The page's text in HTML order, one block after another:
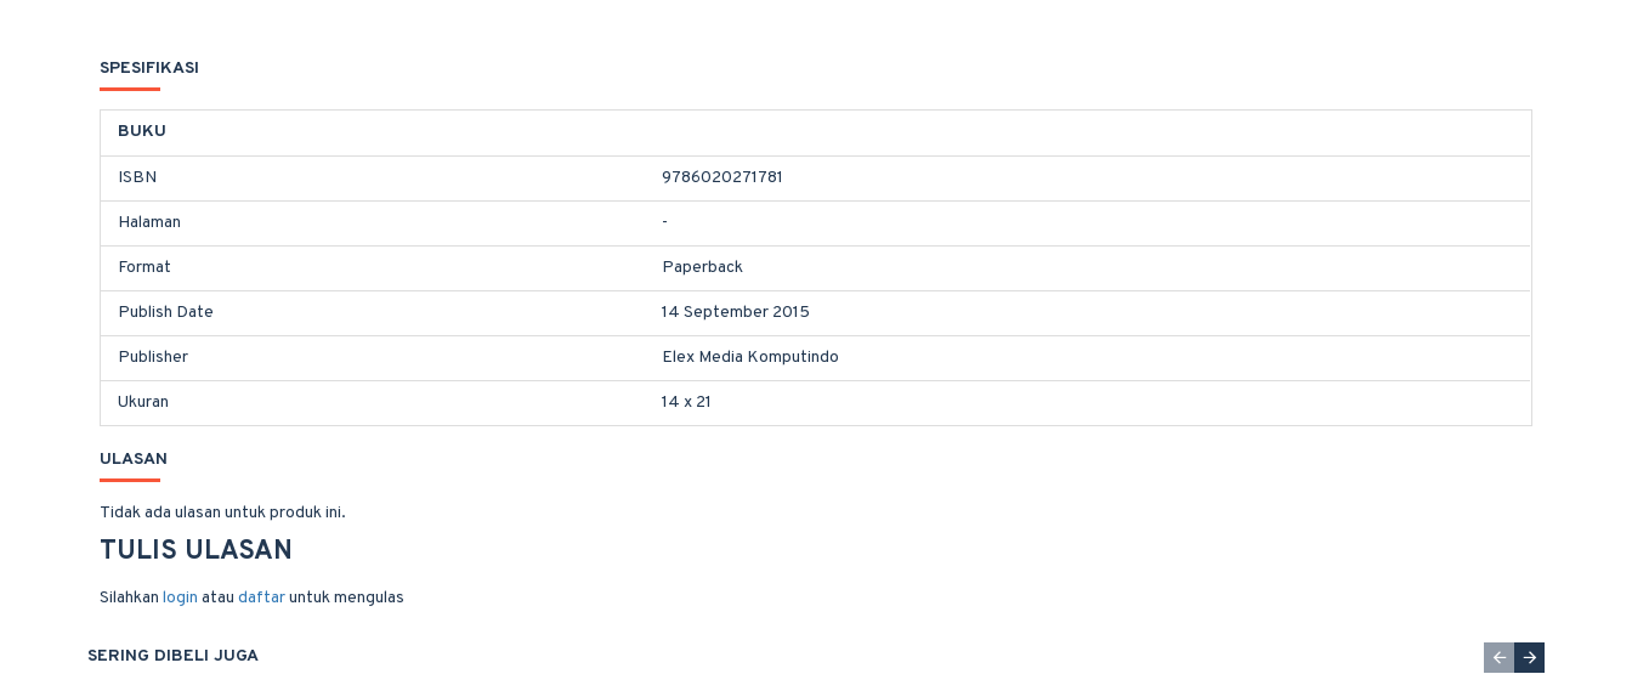
SPESIFIKASI
BUKU
ISBN 9786020271781
Halaman -
Format Paperback
Publish Date 14 September 2015
Publisher Elex Media Komputindo
Ukuran 14 x 21
ULASAN
Tidak ada ulasan untuk produk ini.
TULIS ULASAN
Silahkan login atau daftaruntuk mengulas
SERING DIBELI JUGA